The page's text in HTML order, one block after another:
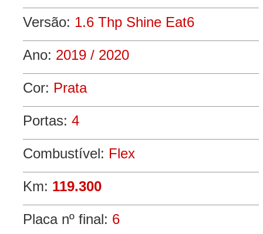
Versão: 1.6 Thp Shine Eat6
Ano: 2019 / 2020
Cor: Prata
Portas: 4
Combustível: Flex
Km: 119.300
Placa nº final: 6